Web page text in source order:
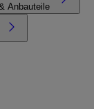
Anbauteile